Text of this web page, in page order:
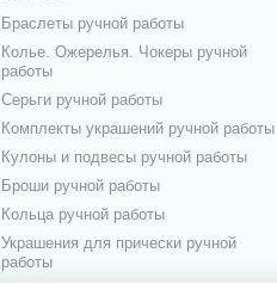
Браслеты ручной работы
Колье. Ожерелья. Чокеры ручной
работы
Серьги ручной работы
Комплекты украшений ручной работы
Кулоны и подвесы ручной работы
Броши ручной работы
Кольца ручной работы
Украшения для прически ручной
работы